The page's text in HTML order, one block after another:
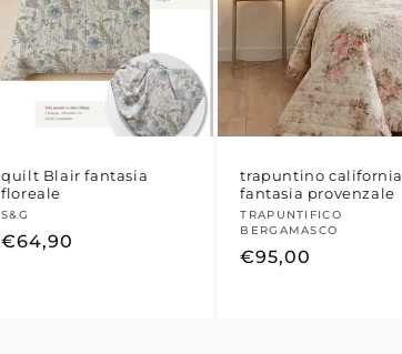
quilt Blair fantasia
floreale
Fornitore:
S&G
Prezzo
€64,90
trapuntino california
fantasia provenzale
Fornitore:
TRAPUNTIFICO
BERGAMASCO
Prezzo
€95,00